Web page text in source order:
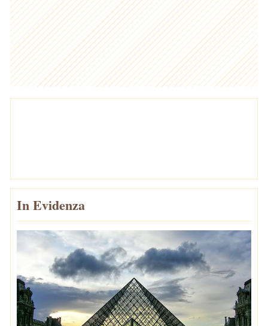
In Evidenza